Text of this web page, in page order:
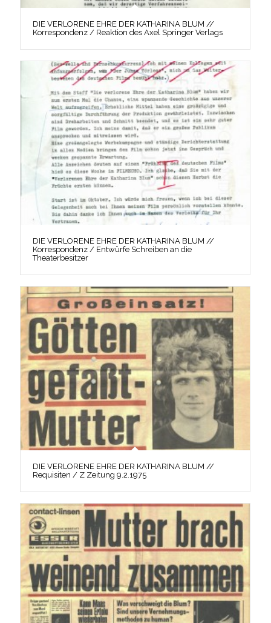
DIE VERLORENE EHRE DER KATHARINA BLUM //
Korrespondenz / Reaktion des Axel Springer Verlags
DIE VERLORENE EHRE DER KATHARINA BLUM //
Korrespondenz / Entwürfe Schreiben an die
Theaterbesitzer
DIE VERLORENE EHRE DER KATHARINA BLUM //
Requisiten / Z Zeitung 9.2.1975